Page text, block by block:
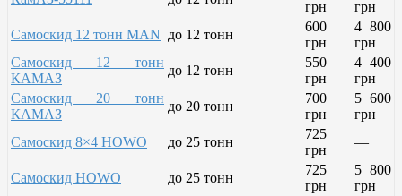
грн
грн
Самоскид 12 тонн MAN до 12 тонн
600
грн
4 800
грн
Самоскид 12 тонн
КАМАЗ
до 12 тонн
550
грн
4 400
грн
Самоскид 20 тонн
КАМАЗ
до 20 тонн
700
грн
5 600
грн
Самоскид 8×4 HOWO
до 25 тонн
725
грн
—
Самоскид HOWO до 25 тонн
725
грн
5 800
грн